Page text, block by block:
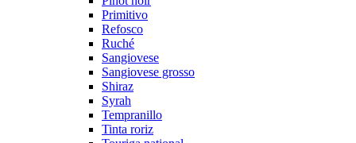
Primitivo
Refosco
Ruché
Sangiovese
Sangiovese grosso
Shiraz
Syrah
Tempranillo
Tinta roriz